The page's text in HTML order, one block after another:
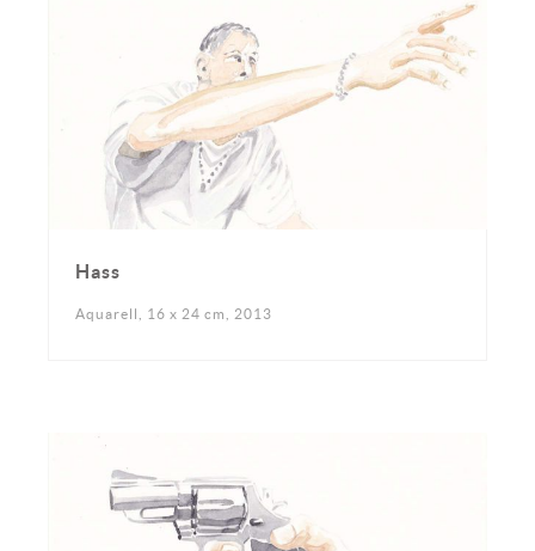
Hass
Aquarell, 16 x 24 cm, 2013